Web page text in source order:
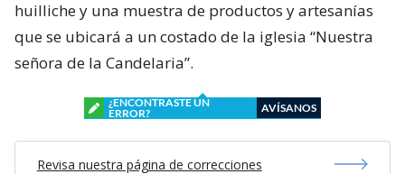
huilliche y una muestra de productos y artesanías
que se ubicará a un costado de la iglesia “Nuestra
señora de la Candelaria”.
¿ENCONTRASTE UN
ERROR?
AVÍSANOS
Revisa nuestra página de correcciones